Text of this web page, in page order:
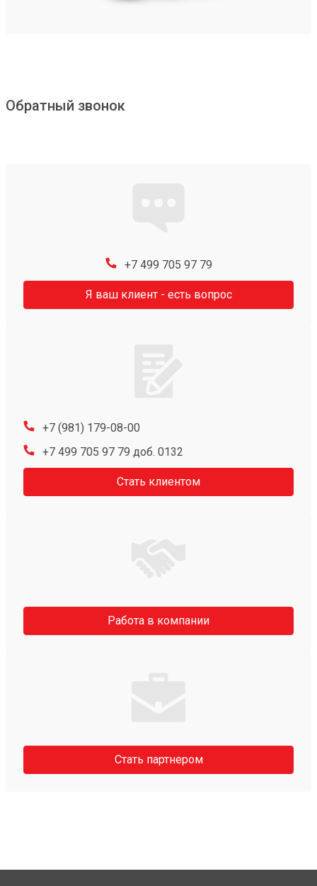
Обратный звонок
+7 499 705 97 79
Я ваш клиент - есть вопрос
+7 (981) 179-08-00
+7 499 705 97 79 доб. 0132
Стать клиентом
Работа в компании
Стать партнером